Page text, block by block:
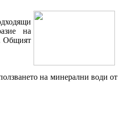
на
Общият
на минерални води от